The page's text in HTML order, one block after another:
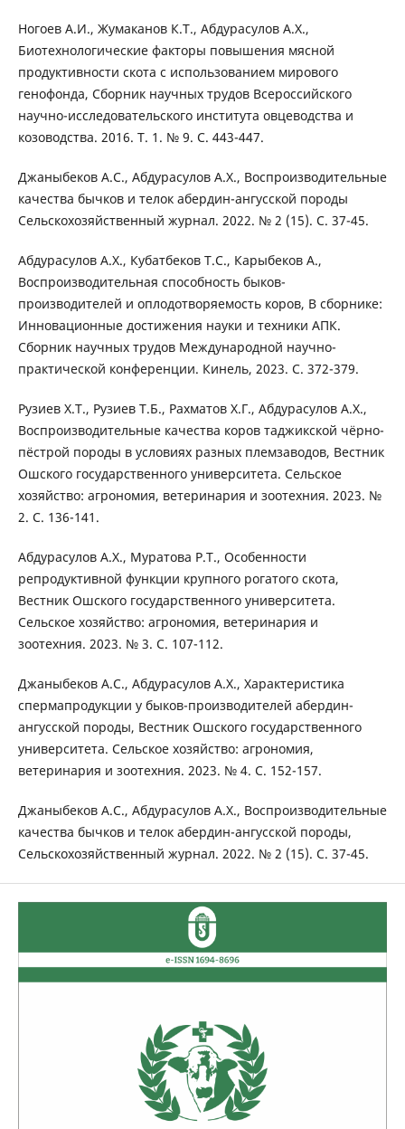
Ногоев А.И., Жумаканов К.Т., Абдурасулов А.Х.,
Биотехнологические факторы повышения мясной
продуктивности скота с использованием мирового
генофонда, Сборник научных трудов Всероссийского
научно-исследовательского института овцеводства и
козоводства. 2016. Т. 1. № 9. С. 443-447.
Джаныбеков А.С., Абдурасулов А.Х., Воспроизводительные
качества бычков и телок абердин-ангусской породы
Сельскохозяйственный журнал. 2022. № 2 (15). С. 37-45.
Абдурасулов А.Х., Кубатбеков Т.С., Карыбеков А.,
Воспроизводительная способность быков-
производителей и оплодотворяемость коров, В сборнике:
Инновационные достижения науки и техники АПК.
Сборник научных трудов Международной научно-
практической конференции. Кинель, 2023. С. 372-379.
Рузиев Х.Т., Рузиев Т.Б., Рахматов Х.Г., Абдурасулов А.Х.,
Воспроизводительные качества коров таджикской чёрно-
пёстрой породы в условиях разных племзаводов, Вестник
Ошского государственного университета. Сельское
хозяйство: агрономия, ветеринария и зоотехния. 2023. №
2. С. 136-141.
Абдурасулов А.Х., Муратова Р.Т., Особенности
репродуктивной функции крупного рогатого скота,
Вестник Ошского государственного университета.
Сельское хозяйство: агрономия, ветеринария и
зоотехния. 2023. № 3. С. 107-112.
Джаныбеков А.С., Абдурасулов А.Х., Характеристика
спермапродукции у быков-производителей абердин-
ангусской породы, Вестник Ошского государственного
университета. Сельское хозяйство: агрономия,
ветеринария и зоотехния. 2023. № 4. С. 152-157.
Джаныбеков А.С., Абдурасулов А.Х., Воспроизводительные
качества бычков и телок абердин-ангусской породы,
Сельскохозяйственный журнал. 2022. № 2 (15). С. 37-45.